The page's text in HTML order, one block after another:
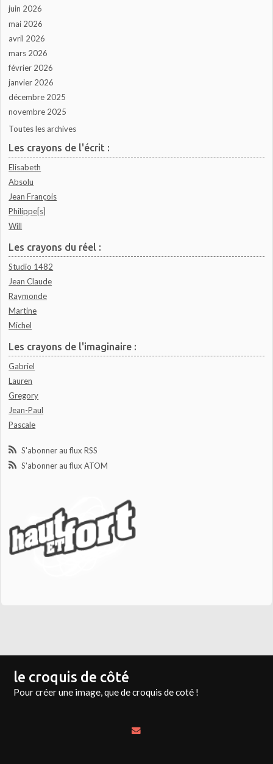
juin 2026
mai 2026
avril 2026
mars 2026
février 2026
janvier 2026
décembre 2025
novembre 2025
Toutes les archives
Les crayons de l'écrit :
Elisabeth
Absolu
Jean François
Philippe[s]
Will
Les crayons du réel :
Studio 1482
Jean Claude
Raymonde
Martine
Michel
Les crayons de l'imaginaire :
Gabriel
Lauren
Gregory
Jean-Paul
Pascale
S'abonner au flux RSS
S'abonner au flux ATOM
le croquis de côté
Pour créer une image, que de croquis de coté !